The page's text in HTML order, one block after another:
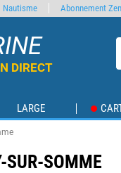
DIRECT
LARGE
SUR-SOMME
Nautisme Abonnement Zen